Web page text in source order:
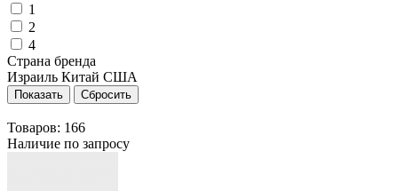
1
2
4
Страна бренда
Израиль Китай США
Товаров: 166
Наличие по запросу